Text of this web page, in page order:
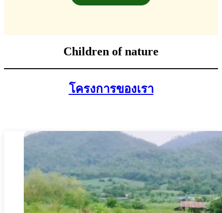
Children of nature
โครงการของเรา